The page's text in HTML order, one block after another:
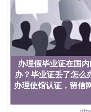
办理假毕业证在国
办？毕业证丢了怎
办理使馆认证，留信